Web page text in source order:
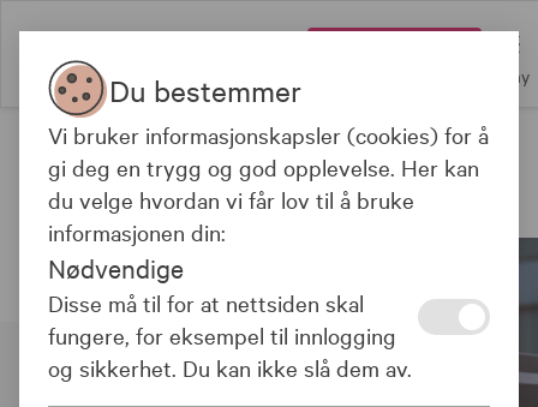
Meny
Fond
Siden inneholder markedsføring
Du bestemmer
Vi bruker informasjonskapsler (cookies) for å
gi deg en trygg og god opplevelse. Her kan
du velge hvordan vi får lov til å bruke
informasjonen din:
Nødvendige
Disse må til for at nettsiden skal
fungere, for eksempel til innlogging
og sikkerhet. Du kan ikke slå dem av.